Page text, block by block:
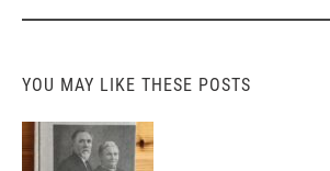
YOU MAY LIKE THESE POSTS